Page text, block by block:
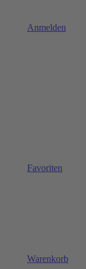
Anmelden
Favoriten
Warenkorb